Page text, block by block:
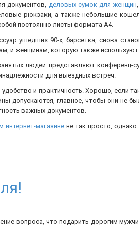
документов, деловых сумок для женщин
рюкзаки, а также небольшие
постоянно листы формата А4.
ушедших 90-х, барсетка, снова
и женщинам, которую также
людей представляют конференц-
для выездных встреч.
и практичность. Хорошо, если
допускаются, главное, чтобы они не
важных документов.
интернет-магазинене так просто, однако
вопроса, что подарить дорогим